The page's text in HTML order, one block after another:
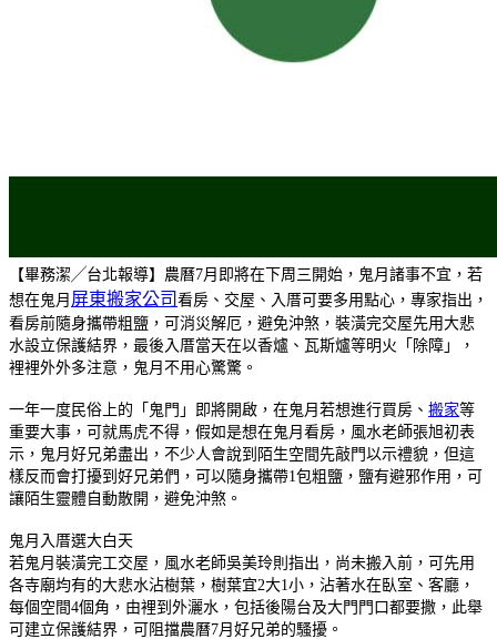
【畢務潔╱台北報導】農曆7月即將在下周三開始，鬼月諸事不宜，若
想在鬼月 屏東搬家公司 看房、交屋、入厝可要多用點心，專家指出，
看房前隨身攜帶粗鹽，可消災解厄，避免沖煞，裝潢完交屋先用大悲
水設立保護結界，最後入厝當天在以香爐、瓦斯爐等明火「除障」，
裡裡外外多注意，鬼月不用心驚驚。
一年一度民俗上的「鬼門」即將開啟，在鬼月若想進行買房、 搬家等
重要大事，可就馬虎不得，假如是想在鬼月看房，風水老師張旭初表
示，鬼月好兄弟盡出，不少人會說到陌生空間先敲門以示禮貌，但這
樣反而會打擾到好兄弟們，可以隨身攜帶1包粗鹽，鹽有避邪作用，可
讓陌生靈體自動散開，避免沖煞。
鬼月入厝選大白天
若鬼月裝潢完工交屋，風水老師吳美玲則指出，尚未搬入前，可先用
各寺廟均有的大悲水沾樹葉，樹葉宜2大1小，沾著水在臥室、客廳，
每個空間4個角，由裡到外灑水，包括後陽台及大門門口都要撒，此舉
可建立保護結界，可阻擋農曆7月好兄弟的騷擾。